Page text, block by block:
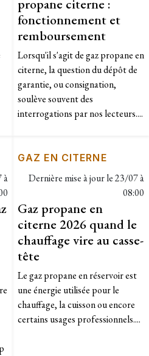
propane citerne :
fonctionnement et
remboursement
Lorsqu'il s'agit de gaz propane en
citerne, la question du dépôt de
garantie, ou consignation,
soulève souvent des
interrogations par nos lecteurs....
à
GAZ EN CITERNE
Dernière mise à jour le23/07 à
08:00
Gaz propane en
citerne 2026 quand le
chauffage vire au casse-
tête
Le gaz propane en réservoir est
une énergie utilisée pour le
chauffage, la cuisson ou encore
certains usages professionnels....